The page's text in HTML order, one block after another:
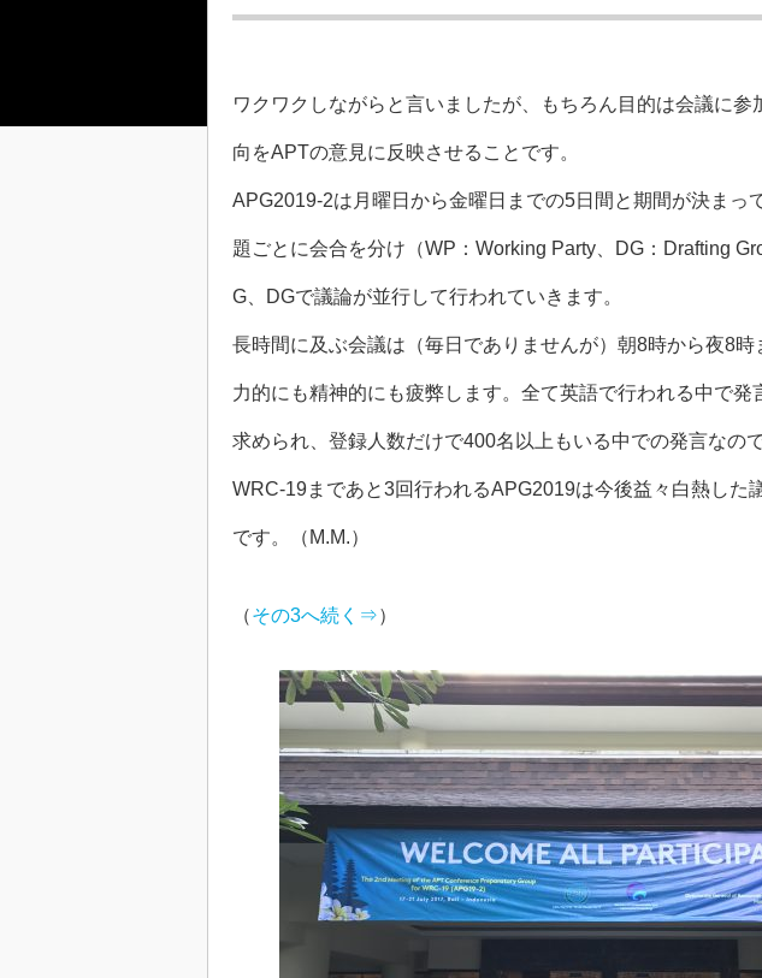
ワクワクしながらと言いましたが、もちろん目的は会議に参
向をAPTの意見に反映させることです。
APG2019-2は月曜日から金曜日までの5日間と期間が決まっ
題ごとに会合を分け（WP：Working Party、DG：Drafting
G、DGで議論が並行して行われていきます。
長時間に及ぶ会議は（毎日でありませんが）朝8時から夜8
力的にも精神的にも疲弊します。全て英語で行われる中で発
求められ、登録人数だけで400名以上もいる中での発言なの
WRC-19まであと3回行われるAPG2019は今後益々白熱した
です。（M.M.）
（その3へ続く⇒）